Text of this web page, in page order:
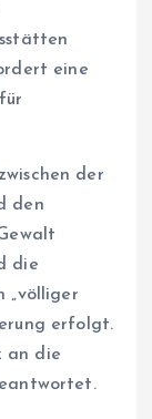
eine
der
den
die
„völliger
erfolgt.
an die